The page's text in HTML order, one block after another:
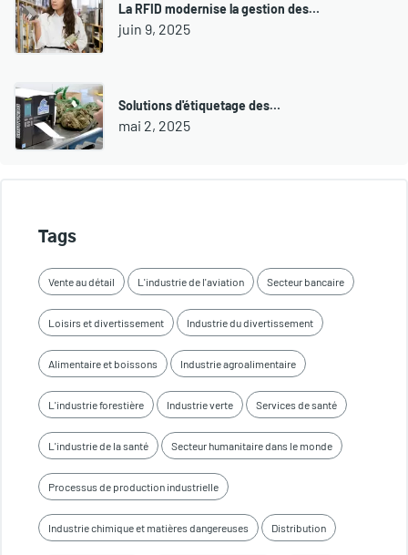
La RFID modernise la gestion des…
juin 9, 2025
Solutions d'étiquetage des…
mai 2, 2025
Tags
Vente au détail L'industrie de l'aviation Secteur bancaire
Loisirs et divertissement Industrie du divertissement
Alimentaire et boissons Industrie agroalimentaire
L'industrie forestière Industrie verte Services de santé
L'industrie de la santé Secteur humanitaire dans le monde
Processus de production industrielle
Industrie chimique et matières dangereuses Distribution